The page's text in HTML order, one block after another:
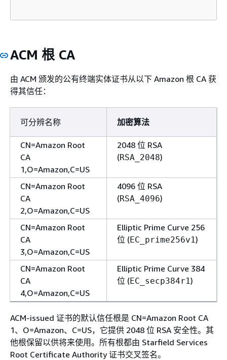
ACM 根 CA
由 ACM 颁发的公有终端实体证书从以下 Amazon 根 CA 获
得其信任：
可分辨名称 加密算法
CN=Amazon Root
CA
1,O=Amazon,C=US
2048 位 RSA
(RSA_2048)
CN=Amazon Root
CA
2,O=Amazon,C=US
4096 位 RSA
(RSA_4096)
CN=Amazon Root
CA
3,O=Amazon,C=US
Elliptic Prime Curve 256
位 (EC_prime256v1)
CN=Amazon Root
CA
4,O=Amazon,C=US
Elliptic Prime Curve 384
位 (EC_secp384r1)
ACM-issued 证书的默认信任根是 CN=Amazon Root CA
1、O=Amazon、C=US，它提供 2048 位 RSA 安全性。其
他根保留以供将来使用。所有根都由 Starfield Services
Root Certificate Authority 证书交叉签名。